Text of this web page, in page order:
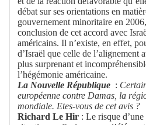
débat sur ses orientations en
gouvernement minoritaire en
conclusion de cet accord avec
américains. Il n’existe, en effet,
d’Israël que celle de l’alignement
plus surprenant et
l’hégémonie américaine.
La Nouvelle République :
européenne contre Damas, la
mondiale. Etes-vous de cet avis ?
Richard Le Hir : Le risque